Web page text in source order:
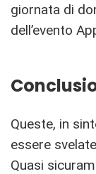
giornata di
dell’evento
Queste, in
essere
Quasi